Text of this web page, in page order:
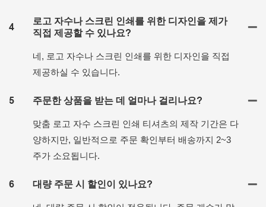
4
로고 자수나 스크린 인쇄를 위한 디자인을 제가
직접 제공할 수 있나요?
네, 로고 자수나 스크린 인쇄를 위한 디자인을 직접
제공하실 수 있습니다.
5 주문한 상품을 받는 데 얼마나 걸리나요?
맞춤 로고 자수 스크린 인쇄 티셔츠의 제작 기간은 다
양하지만, 일반적으로 주문 확인부터 배송까지 2~3
주가 소요됩니다.
6 대량 주문 시 할인이 있나요?